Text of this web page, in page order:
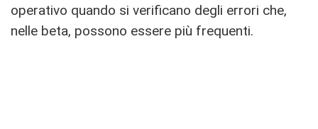
operativo quando si verificano degli errori che,
nelle beta, possono essere più frequenti.